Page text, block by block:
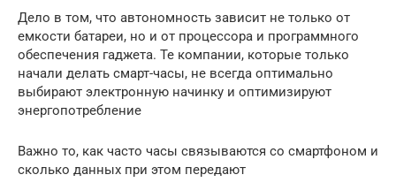
Дело в том, что автономность зависит не только от
емкости батареи, но и от процессора и программного
обеспечения гаджета. Те компании, которые только
начали делать смарт-часы, не всегда оптимально
выбирают электронную начинку и оптимизируют
энергопотребление
Важно то, как часто часы связываются со смартфоном и
сколько данных при этом передают